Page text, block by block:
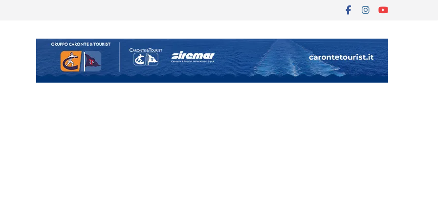
il ritiro di Cascia: intensità e
Tourè è un nuovo
il caso sul contratto del
Messina